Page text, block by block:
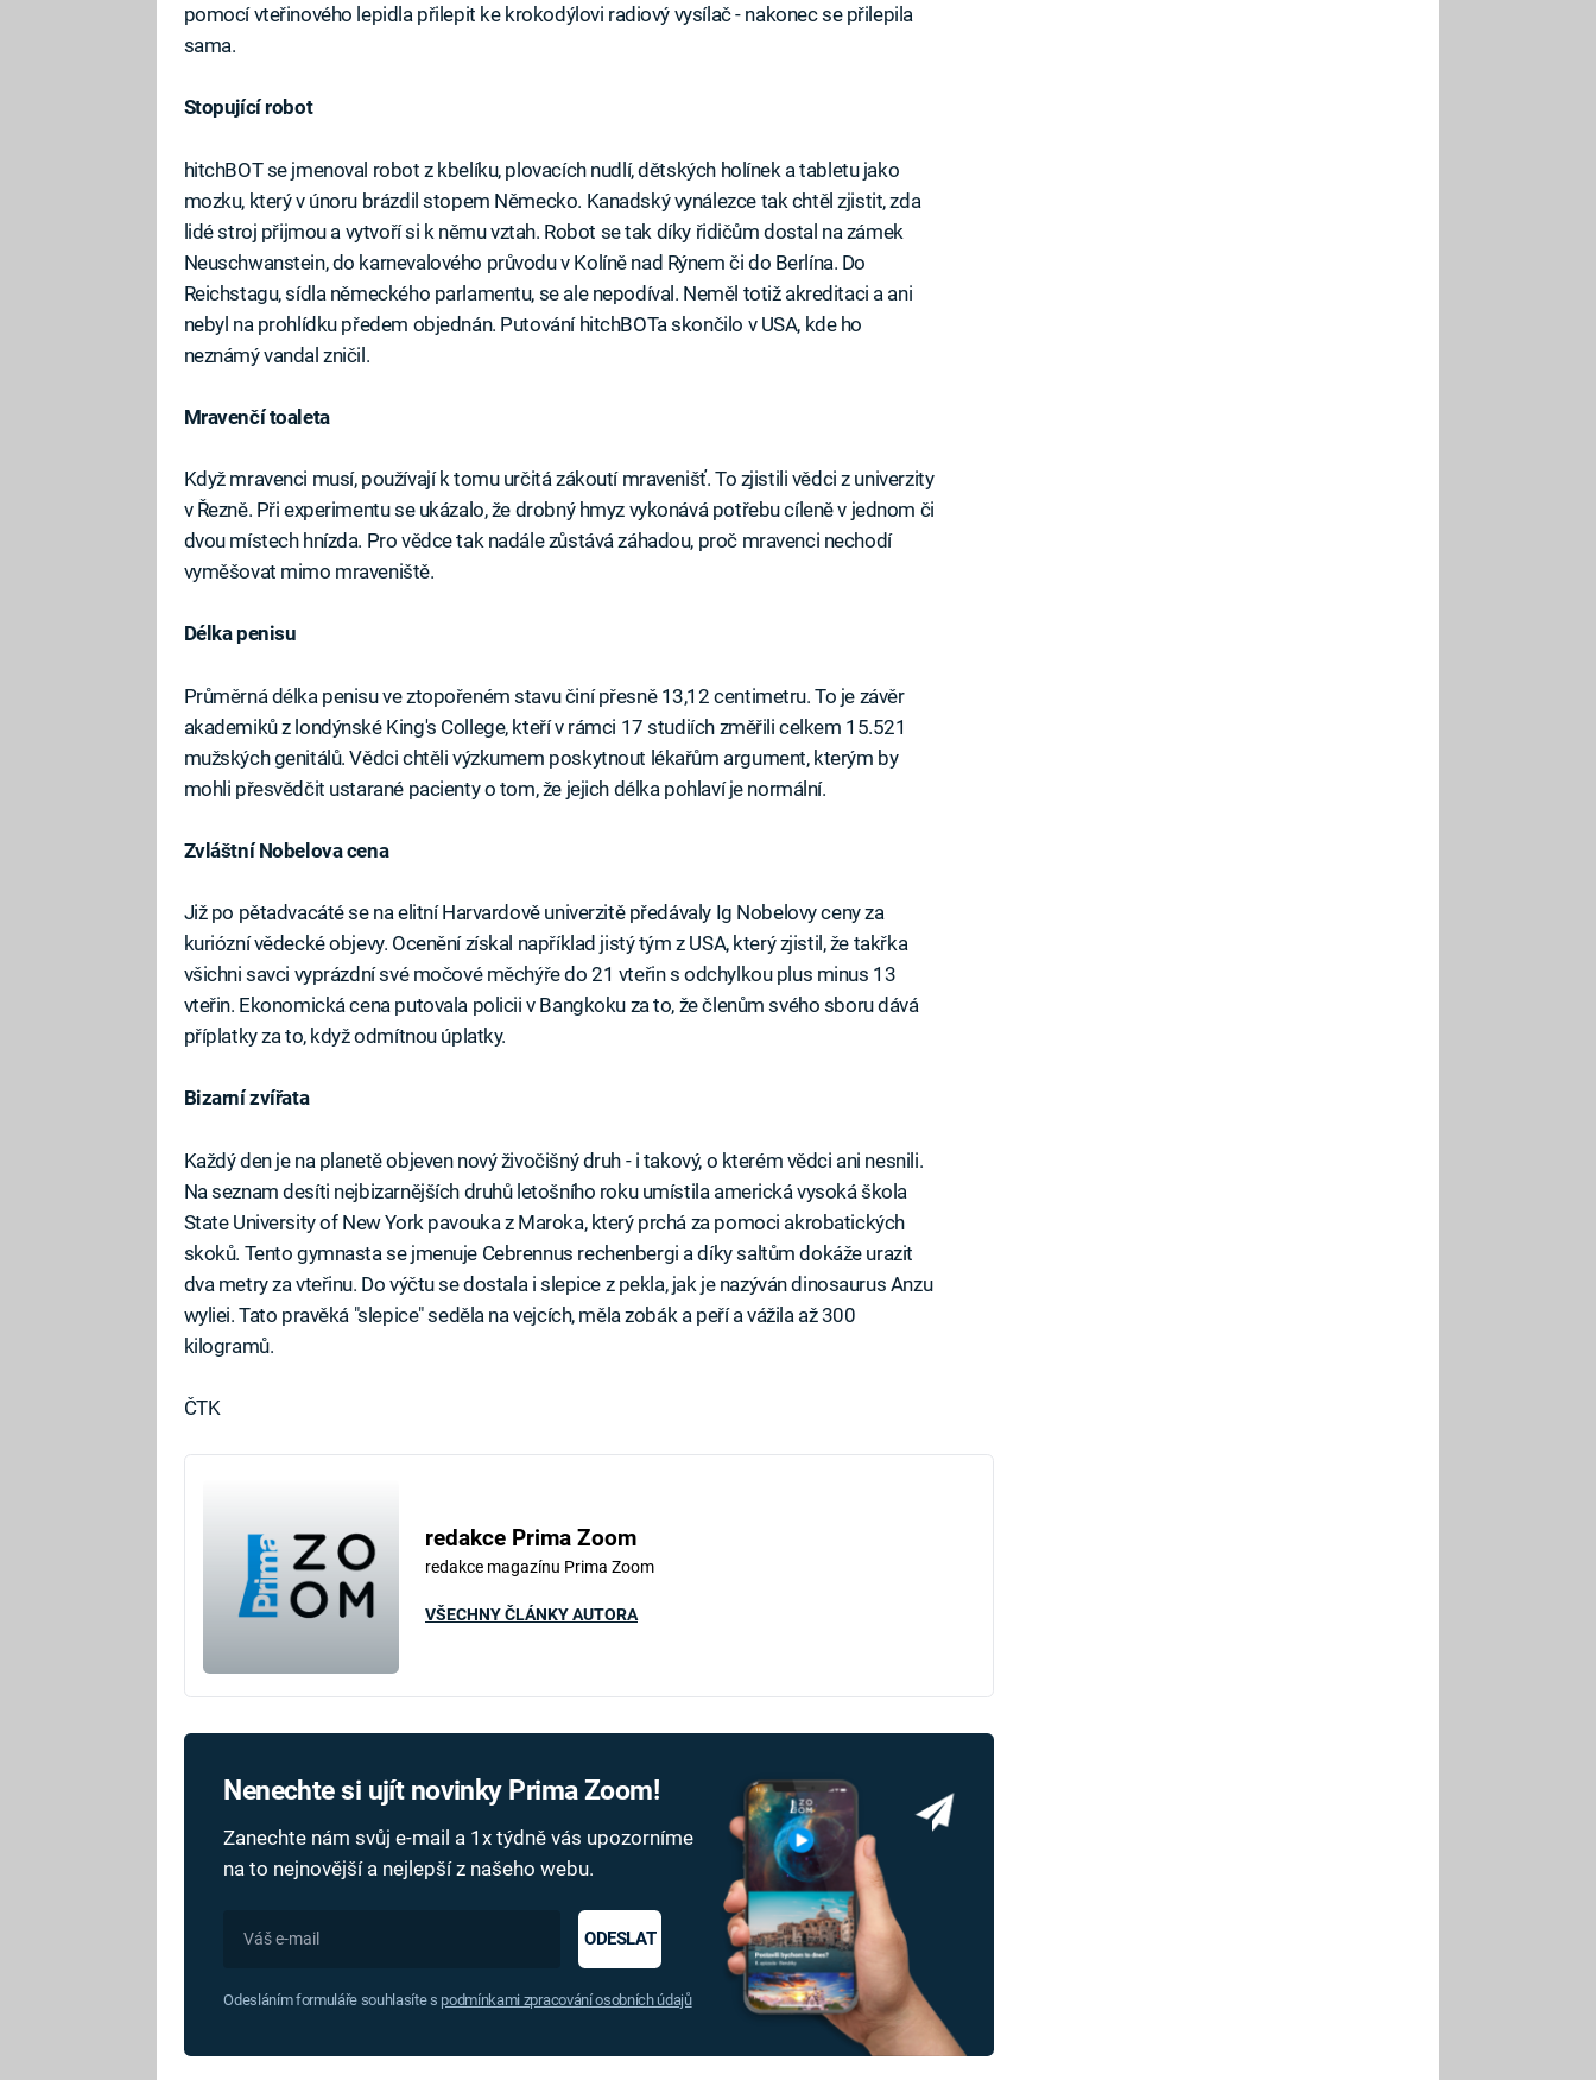
pomocí vteřinového lepidla přilepit ke krokodýlovi radiový vysílač - nakonec se přilepila
sama.
Stopující robot
hitchBOT se jmenoval robot z kbelíku, plovacích nudlí, dětských holínek a tabletu jako
mozku, který v únoru brázdil stopem Německo. Kanadský vynálezce tak chtěl zjistit, zda
lidé stroj přijmou a vytvoří si k němu vztah. Robot se tak díky řidičům dostal na zámek
Neuschwanstein, do karnevalového průvodu v Kolíně nad Rýnem či do Berlína. Do
Reichstagu, sídla německého parlamentu, se ale nepodíval. Neměl totiž akreditaci a ani
nebyl na prohlídku předem objednán. Putování hitchBOTa skončilo v USA, kde ho
neznámý vandal zničil.
Mravenčí toaleta
Když mravenci musí, používají k tomu určitá zákoutí mravenišť. To zjistili vědci z univerzity
v Řezně. Při experimentu se ukázalo, že drobný hmyz vykonává potřebu cíleně v jednom či
dvou místech hnízda. Pro vědce tak nadále zůstává záhadou, proč mravenci nechodí
vyměšovat mimo mraveniště.
Délka penisu
Průměrná délka penisu ve ztopořeném stavu činí přesně 13,12 centimetru. To je závěr
akademiků z londýnské King's College, kteří v rámci 17 studiích změřili celkem 15.521
mužských genitálů. Vědci chtěli výzkumem poskytnout lékařům argument, kterým by
mohli přesvědčit ustarané pacienty o tom, že jejich délka pohlaví je normální.
Zvláštní Nobelova cena
Již po pětadvacáté se na elitní Harvardově univerzitě předávaly Ig Nobelovy ceny za
kuriózní vědecké objevy. Ocenění získal například jistý tým z USA, který zjistil, že takřka
všichni savci vyprázdní své močové měchýře do 21 vteřin s odchylkou plus minus 13
vteřin. Ekonomická cena putovala policii v Bangkoku za to, že členům svého sboru dává
příplatky za to, když odmítnou úplatky.
Bizarní zvířata
Každý den je na planetě objeven nový živočišný druh - i takový, o kterém vědci ani nesnili.
Na seznam desíti nejbizarnějších druhů letošního roku umístila americká vysoká škola
State University of New York pavouka z Maroka, který prchá za pomoci akrobatických
skoků. Tento gymnasta se jmenuje Cebrennus rechenbergi a díky saltům dokáže urazit
dva metry za vteřinu. Do výčtu se dostala i slepice z pekla, jak je nazýván dinosaurus Anzu
wyliei. Tato pravěká "slepice" seděla na vejcích, měla zobák a peří a vážila až 300
kilogramů.
ČTK
redakce Prima Zoom
redakce magazínu Prima Zoom
VŠECHNY ČLÁNKY AUTORA
Nenechte si ujít novinky Prima Zoom!
Zanechte nám svůj e-mail a 1x týdně vás upozorníme
na to nejnovější a nejlepší z našeho webu.
ODESLAT
Odesláním formuláře souhlasíte s podmínkami zpracování osobních údajů